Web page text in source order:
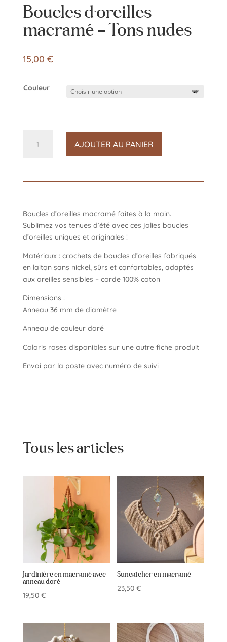
Boucles d’oreilles
macramé – Tons nudes
15,00 €
Couleur
macramé
nudes
AJOUTER AU PANIER
Boucles d’oreilles macramé faites à la main.
Sublimez vos tenues d’été avec ces jolies boucles
d’oreilles uniques et originales !
Matériaux : crochets de boucles d’oreilles fabriqués
en laiton sans nickel, sûrs et confortables, adaptés
aux oreilles sensibles – corde 100% coton
Dimensions :
Anneau 36 mm de diamètre
Anneau de couleur doré
Coloris roses disponibles sur une autre fiche produit
Envoi par la poste avec numéro de suivi
Tous les articles
Jardinière en macramé avec
anneau doré
19,50 €
Suncatcher en macramé
23,50€